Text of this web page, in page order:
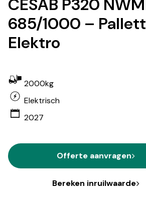
CESAB P320
685/1000 –
Elektro
2000kg
Elektrisch
2027
Offerte aanvragen
Bereken inruilwaarde